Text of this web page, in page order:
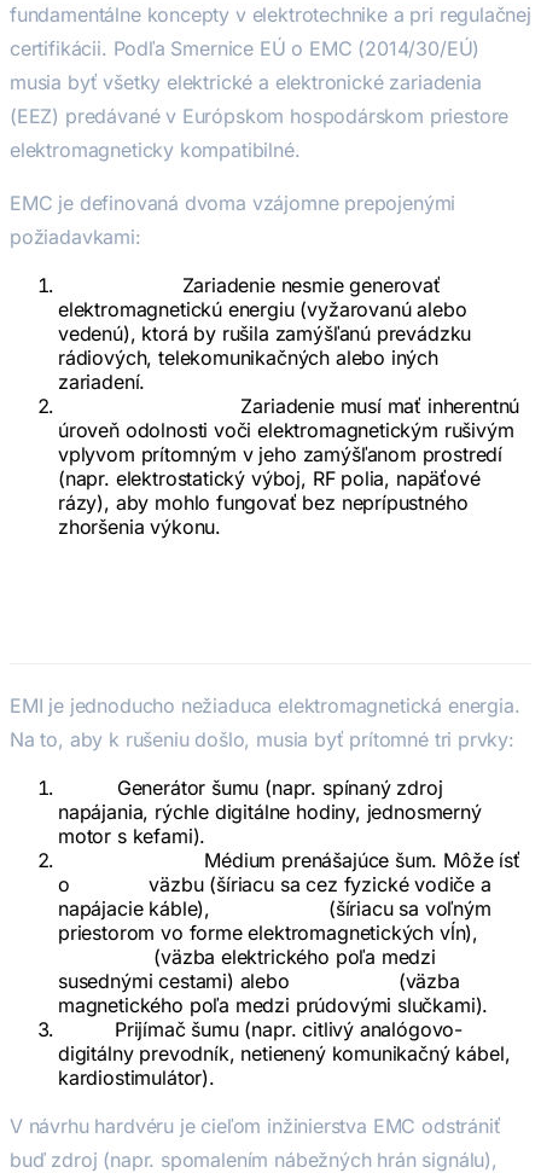
fundamentálne koncepty v elektrotechnike a pri regulačnej
certifikácii. Podľa Smernice EÚ o EMC (2014/30/EÚ)
musia byť všetky elektrické a elektronické zariadenia
(EEZ) predávané v Európskom hospodárskom priestore
elektromagneticky kompatibilné.
EMC je definovaná dvoma vzájomne prepojenými
požiadavkami:
Zariadenie nesmie generovať
elektromagnetickú energiu (vyžarovanú alebo
vedenú), ktorá by rušila zamýšľanú prevádzku
rádiových, telekomunikačných alebo iných
zariadení.
Zariadenie musí mať inherentnú
úroveň odolnosti voči elektromagnetickým rušivým
vplyvom prítomným v jeho zamýšľanom prostredí
(napr. elektrostatický výboj, RF polia, napäťové
rázy), aby mohlo fungovať bez neprípustného
zhoršenia výkonu.
EMI je jednoducho nežiaduca elektromagnetická energia.
Na to, aby k rušeniu došlo, musia byť prítomné tri prvky:
Generátor šumu (napr. spínaný zdroj
napájania, rýchle digitálne hodiny, jednosmerný
motor s kefami).
Médium prenášajúce šum. Môže ísť
o
väzbu (šíriacu sa cez fyzické vodiče a
napájacie káble),
(šíriacu sa voľným
priestorom vo forme elektromagnetických vĺn),
(väzba elektrického poľa medzi
susednými cestami) alebo
(väzba
magnetického poľa medzi prúdovými slučkami).
Prijímač šumu (napr. citlivý analógovo-
digitálny prevodník, netienený komunikačný kábel,
kardiostimulátor).
V návrhu hardvéru je cieľom inžinierstva EMC odstrániť
buď zdroj (napr. spomalením nábežných hrán signálu),